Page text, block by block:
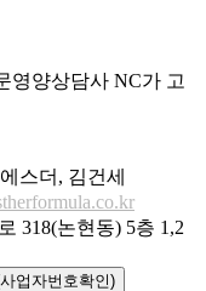
영양상담사 NC가 고
스더, 김건세
318(논현동) 5층 1,2
업자번호확인)